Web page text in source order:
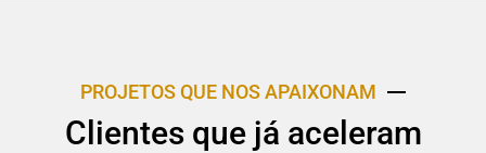
PROJETOS QUE NOS APAIXONAM
Clientes que já aceleram